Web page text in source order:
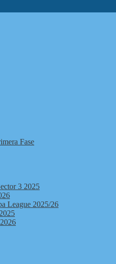
Fase
3 2025
League 2025/26